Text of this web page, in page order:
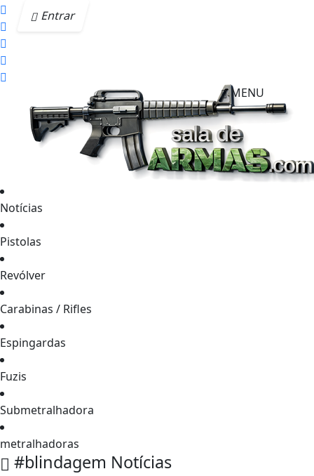
Entrar
MENU
Notícias
Pistolas
Revólver
Carabinas / Rifles
Espingardas
Fuzis
Submetralhadora
metralhadoras
#blindagem Notícias